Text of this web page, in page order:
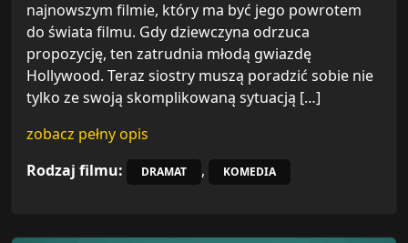
najnowszym filmie, który ma być jego powrotem
do świata filmu. Gdy dziewczyna odrzuca
propozycję, ten zatrudnia młodą gwiazdę
Hollywood. Teraz siostry muszą poradzić sobie nie
tylko ze swoją skomplikowaną sytuacją […]
zobacz pełny opis
Rodzaj filmu:
DRAMAT , KOMEDIA